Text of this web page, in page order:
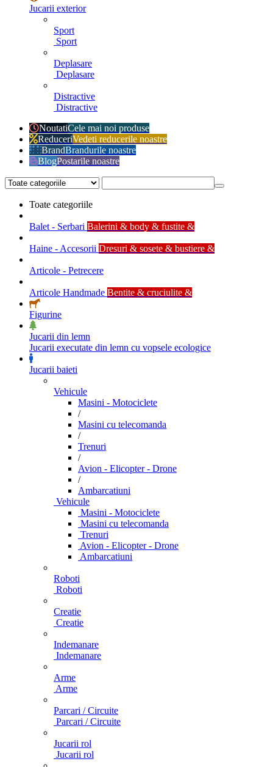
Jucarii exterior
Sport
Sport
Deplasare
Deplasare
Distractive
Distractive
NoutatiCele mai noi produse
ReduceriVedeti reducerile noastre
BrandBrandurile noastre
BlogPostarile noastre
Toate categoriile
Balet - Serbari Balerini & body & fustite &
Haine - Accesorii Dresuri & sosete & bustiere &
Articole - Petrecere
Articole Handmade Bentite & cruciulite &
Figurine
Jucarii din lemn
Jucarii executate din lemn cu vopsele ecologice
Jucarii baieti
Vehicule
Masini - Motociclete
/
Masini cu telecomanda
/
Trenuri
/
Avion - Elicopter - Drone
/
Ambarcatiuni
Vehicule
Masini - Motociclete
Masini cu telecomanda
Trenuri
Avion - Elicopter - Drone
Ambarcatiuni
Roboti
Roboti
Creatie
Creatie
Indemanare
Indemanare
Arme
Arme
Parcari / Circuite
Parcari / Circuite
Jucarii rol
Jucarii rol